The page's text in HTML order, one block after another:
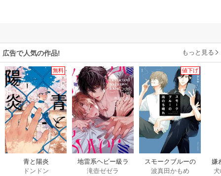
広告で人気の作品! もっと見る
無料
青と陽炎
ドンドン
地雷系ヘビー級ラ
バー【単行本版】
滝壺ゼゼラ
値下げ
スモークブルーの
雨のち晴れ
波真田かもめ
嫌